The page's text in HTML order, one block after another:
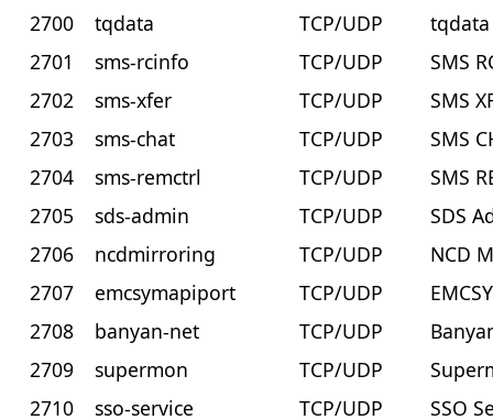
2700
tqdata TCP/UDP
tqdata
2701
sms-rcinfo TCP/UDP
SMS
2702
sms-xfer TCP/UDP
SMS
2703
sms-chat TCP/UDP
SMS
2704
sms-remctrl TCP/UDP
SMS
2705
sds-admin TCP/UDP
SDS
2706
ncdmirroring TCP/UDP
NCD
2707
emcsymapiport TCP/UDP
2708
banyan-net TCP/UDP
2709
supermon TCP/UDP
2710
sso-service TCP/UDP
SSO